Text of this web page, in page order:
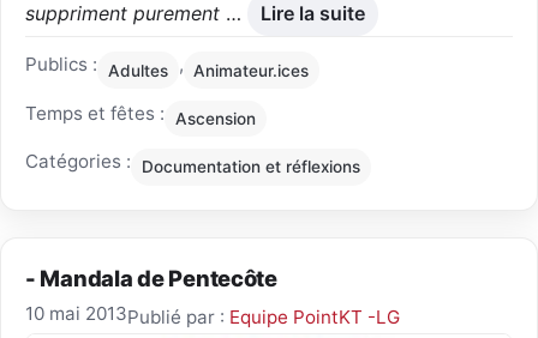
suppriment purement … Lire la suite
Publics : Adultes , Animateur.ices
Temps et fêtes : Ascension
Catégories : Documentation et réflexions
- Mandala de Pentecôte
10 mai 2013Publié par : Equipe PointKT -LG